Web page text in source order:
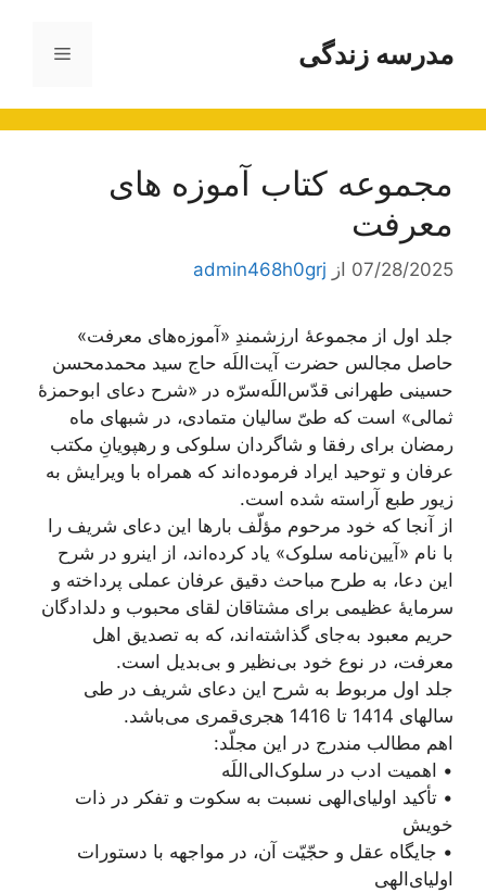
محتوامدرسه زندگی فهرست
مجموعه کتاب آموزه های
معرفت
07/28/2025 از admin468h0grj
جلد اول از مجموعۀ ارزشمندِ «آموزه‌های معرفت»
حاصل مجالس حضرت آیت‌اللَه حاج سید محمدمحسن
حسینی طهرانی قدّس‌اللَه‌سرّه در «شرح دعای ابوحمزۀ
ثمالی» است که طیّ سالیان متمادی، در شبهای ماه
رمضان برای رفقا و شاگردان سلوکی و رهپویانِ مکتب
عرفان و توحید ایراد فرموده‌اند که همراه با ویرایش به
زیور طبع آراسته شده است.
از آنجا که خود مرحوم مؤلّف بارها این دعای شریف را
با نام «آیین‌نامه سلوک» یاد کرده‌اند، از اینرو در شرح
این دعا، به طرح مباحث دقیق عرفان عملی پرداخته و
سرمایۀ عظیمی برای مشتاقان لقای محبوب و دلدادگان
حریم معبود به‌جای گذاشته‌اند، که به تصدیق اهل
معرفت، در نوع خود بی‌نظیر و بی‌بدیل است.
جلد اول مربوط به شرح این دعای شریف در طی
سالهای 1414 تا 1416 هجری‌قمری می‌باشد.
اهم مطالب مندرج در این مجلّد:
• اهمیت ادب در سلوک‌الی‌اللَه
• تأکید اولیای‌الهی نسبت به سکوت و تفکر در ذات
خویش
• جایگاه عقل و حجّیّت آن، در مواجهه با دستورات
اولیای‌الهی